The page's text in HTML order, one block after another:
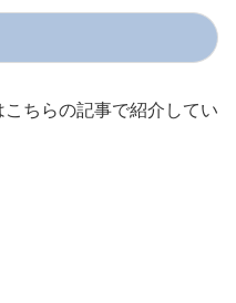
ちらの記事で紹介してい